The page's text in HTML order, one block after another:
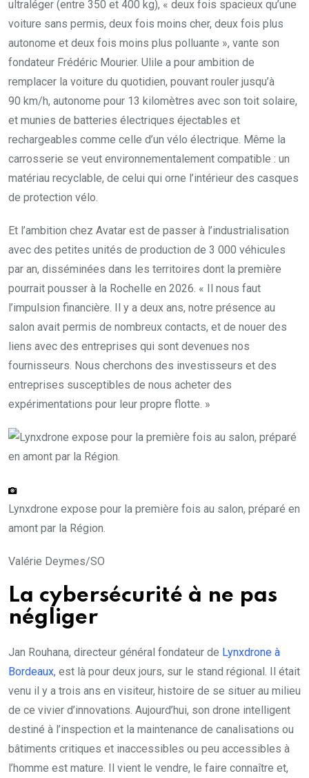
ultraléger (entre 350 et 400 kg), « deux fois spacieux qu’une
voiture sans permis, deux fois moins cher, deux fois plus
autonome et deux fois moins plus polluante », vante son
fondateur Frédéric Mourier. Ulile a pour ambition de
remplacer la voiture du quotidien, pouvant rouler jusqu’à
90 km/h, autonome pour 13 kilomètres avec son toit solaire,
et munies de batteries électriques éjectables et
rechargeables comme celle d’un vélo électrique. Même la
carrosserie se veut environnementalement compatible : un
matériau recyclable, de celui qui orne l’intérieur des casques
de protection vélo.
Et l’ambition chez Avatar est de passer à l’industrialisation
avec des petites unités de production de 3 000 véhicules
par an, disséminées dans les territoires dont la première
pourrait pousser à la Rochelle en 2026. « Il nous faut
l’impulsion financière. Il y a deux ans, notre présence au
salon avait permis de nombreux contacts, et de nouer des
liens avec des entreprises qui sont devenues nos
fournisseurs. Nous cherchons des investisseurs et des
entreprises susceptibles de nous acheter des
expérimentations pour leur propre flotte. »
Lynxdrone expose pour la première fois au salon, préparé en
amont par la Région.
Valérie Deymes/SO
La cybersécurité à ne pas
négliger
Jan Rouhana, directeur général fondateur de Lynxdrone à
Bordeaux, est là pour deux jours, sur le stand régional. Il était
venu il y a trois ans en visiteur, histoire de se situer au milieu
de ce vivier d’innovations. Aujourd’hui, son drone intelligent
destiné à l’inspection et la maintenance de canalisations ou
bâtiments critiques et inaccessibles ou peu accessibles à
l’homme est mature. Il vient le vendre, le faire connaître et,